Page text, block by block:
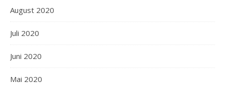
August 2020
Juli 2020
Juni 2020
Mai 2020